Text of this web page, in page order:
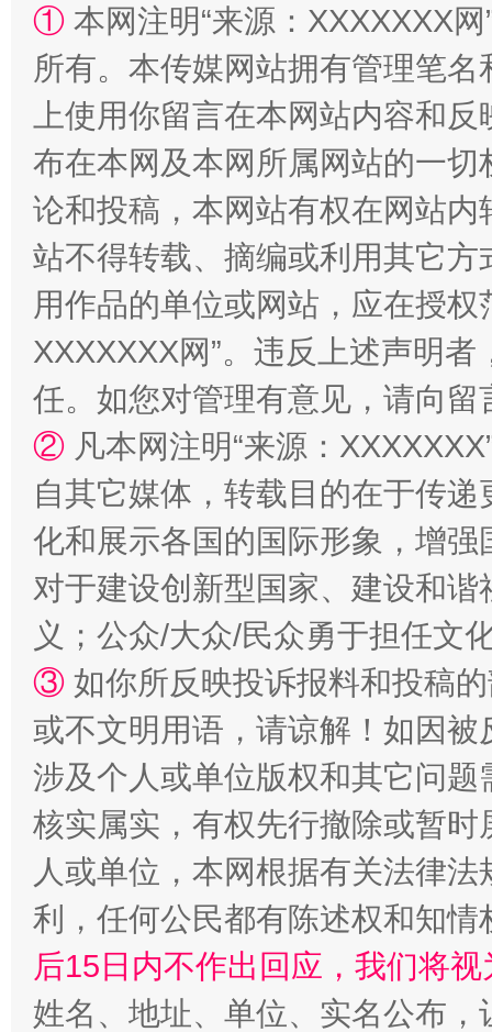
习近平的博鳌关键词
魏明
“刷贴”乱象丛生
揭批美国五大"原罪" "
① 本网注明“来源：XXXXXXX
所有。本传媒网站拥有管理笔
上使用你留言在本网站内容和
布在本网及本网所属网站的一
论和投稿，本网站有权在网站
站不得转载、摘编或利用其它
用作品的单位或网站，应在授
XXXXXXX网”。违反上述声明
任。如您对管理有意见，请向
② 凡本网注明“来源：
自其它媒体，转载目的在于传
化和展示各国的国际形象，增
对于建设创新型国家、建设和
义；公众/大众/民众勇于担任文
③ 如你所反映投诉报料和投稿
或不文明用语，请谅解！如因
涉及个人或单位版权和其它问题
核实属实，有权先行撤除或暂
人或单位，本网根据有关法律
利，任何公民都有陈述权和知情
后15日内不作出回应，我们将
姓名、地址、单位、实名公布